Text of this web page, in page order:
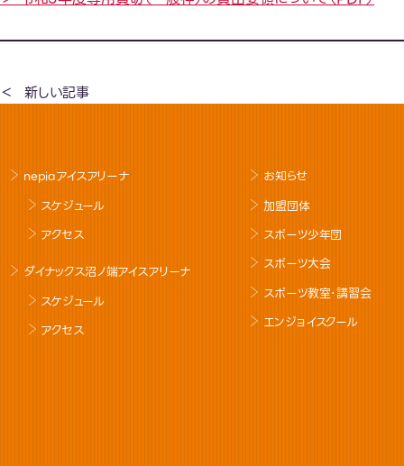
新しい記事
nepiaアイスアリーナ
スケジュール
アクセス
ダイナックス沼ノ端アイスアリーナ
スケジュール
アクセス
お知らせ
加盟団体
スポーツ少年団
スポーツ大会
スポーツ教室･講習会
エンジョイスクール